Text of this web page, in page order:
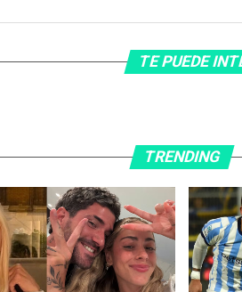
TE PUEDE
TRENDING